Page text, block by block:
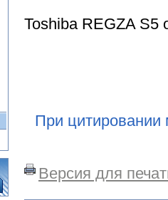
Toshiba REGZA S5
При цитировании
Версия для